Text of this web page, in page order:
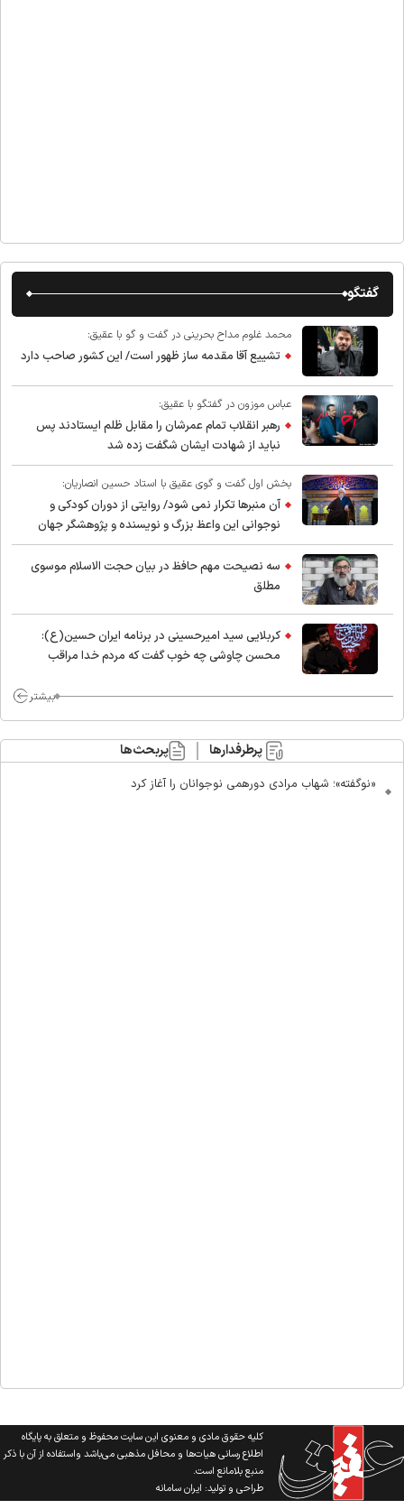
گفتگو
محمد غلوم مداح بحرینی در گفت و گو با عقیق:
تشییع آقا مقدمه ساز ظهور است/ این کشور صاحب دارد
عباس موزون در گفتگو با عقیق:
رهبر انقلاب تمام عمرشان را مقابل ظلم ایستادند پس
نباید از شهادت ایشان شگفت زده شد
بخش اول گفت و گوی عقیق با استاد حسین انصاریان:
آن منبرها تکرار نمی شود/ روایتی از دوران کودکی و
نوجوانی این واعظ بزرگ و نویسنده و پژوهشگر جهان
اسلام
سه نصیحت مهم حافظ در بیان حجت الاسلام موسوی
مطلق
کربلایی سید امیر‌حسینی در برنامه ایران حسین(ع):
محسن چاوشی چه خوب گفت که مردم خدا مراقب
بیشتر
پرطرفدارها پربحث‌ها
«نوگفته»؛ شهاب مرادی دورهمی نوجوانان را آغاز کرد
کلیه حقوق مادی و معنوی این سایت محفوظ و متعلق به پایگاه
اطلاع رسانی هیات‌ها و محافل مذهبی می‌باشد واستفاده از آن با ذکر
منبع بلامانع است.
طراحی و تولید:ایران سامانه